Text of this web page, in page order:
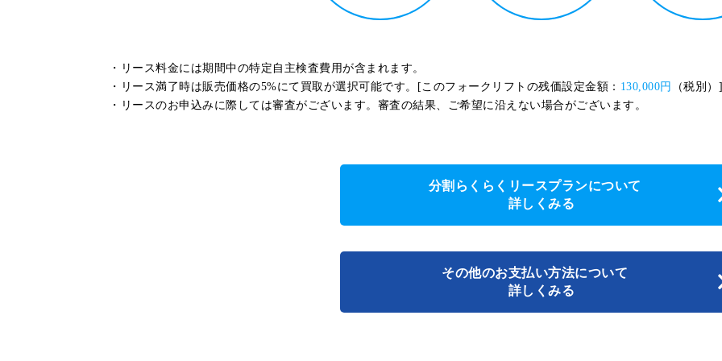
・リース料金には期間中の特定自主検査費用が含まれます。
・リース満了時は販売価格の5%にて買取が選択可能です。[このフォークリフトの残価設定金額： 130,000円
（税別）
・リースのお申込みに際しては審査がございます。審査の結果、ご希望に沿えない場合がございます。
分割らくらくリースプランについて
詳しくみる
その他のお支払い方法について
詳しくみる